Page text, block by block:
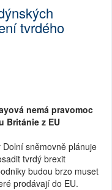
tvrdého
nemá pravomoc
Británie z EU
sněmovně plánuje
tvrdý brexit
budou brzo muset
prodávají do EU.